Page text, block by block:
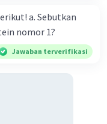
nomor 1?
Jawaban terverifikasi